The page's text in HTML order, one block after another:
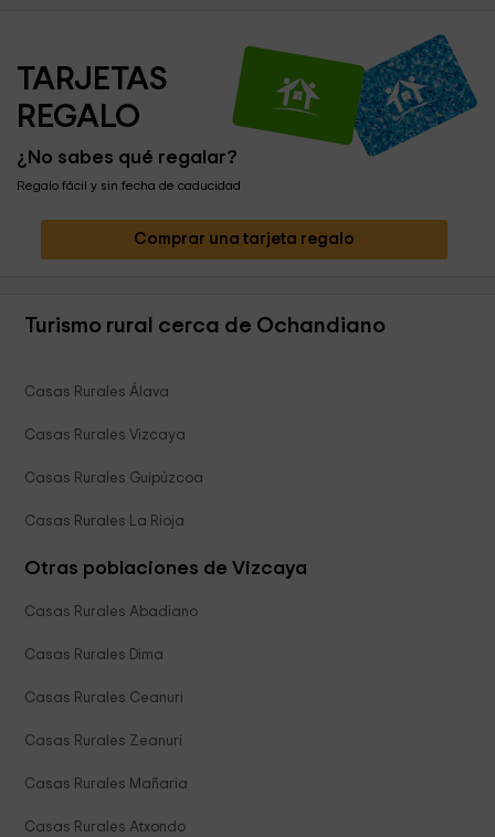
TARJETAS
REGALO
¿No sabes qué regalar?
Regalo fácil y sin fecha de caducidad
Comprar una tarjeta regalo
Turismo rural cerca de Ochandiano
Casas Rurales Álava
Casas Rurales Vizcaya
Casas Rurales Guipúzcoa
Casas Rurales La Rioja
Otras poblaciones de Vizcaya
Casas Rurales Abadiano
Casas Rurales Dima
Casas Rurales Ceanuri
Casas Rurales Zeanuri
Casas Rurales Mañaria
Casas Rurales Atxondo